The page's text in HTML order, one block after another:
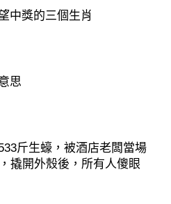
花錢💡
才是真正的富足。
的保佑，抓住機會，
中獎的三個生肖
思
斤生蠔，被酒店老闆當場
撬開外殼後，所有人傻眼